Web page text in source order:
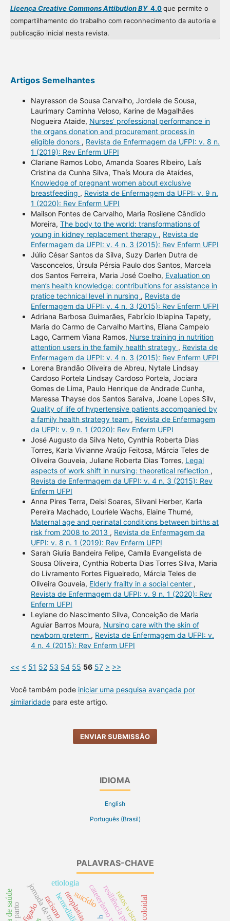
Licença Creative Commons Attibution BY4.0que permite o
compartilhamento do trabalho com reconhecimento da autoria e
publicação inicial nesta revista.
Artigos Semelhantes
Nayresson de Sousa Carvalho, Jordele de Sousa,
Laurimary Caminha Veloso, Karine de Magalhães
Nogueira Ataide, Nurses’ professional performance in
the organs donation and procurement process in
eligible donors , Revista de Enfermagem da UFPI: v. 8 n.
1 (2019): Rev Enferm UFPI
Clariane Ramos Lobo, Amanda Soares Ribeiro, Laís
Cristina da Cunha Silva, Thaís Moura de Ataídes,
Knowledge of pregnant women about exclusive
breastfeeding , Revista de Enfermagem da UFPI: v. 9 n.
1 (2020): Rev Enferm UFPI
Mailson Fontes de Carvalho, Maria Rosilene Cândido
Moreira, The body to the world: transformations of
young in kidney replacement therapy , Revista de
Enfermagem da UFPI: v. 4 n. 3 (2015): Rev Enferm UFPI
Júlio César Santos da Silva, Suzy Darlen Dutra de
Vasconcelos, Úrsula Pérsia Paulo dos Santos, Marcela
dos Santos Ferreira, Maria José Coelho, Evaluation on
men’s health knowledge: contribuitions for assistance in
pratice technical level in nursing , Revista de
Enfermagem da UFPI: v. 4 n. 3 (2015): Rev Enferm UFPI
Adriana Barbosa Guimarães, Fabrício Ibiapina Tapety,
Maria do Carmo de Carvalho Martins, Eliana Campelo
Lago, Carmem Viana Ramos, Nurse training in nutrition
attention users in the family health strategy , Revista de
Enfermagem da UFPI: v. 4 n. 3 (2015): Rev Enferm UFPI
Lorena Brandão Oliveira de Abreu, Nytale Lindsay
Cardoso Portela Lindsay Cardoso Portela, Jociara
Gomes de Lima, Paulo Henrique de Andrade Cunha,
Maressa Thayse dos Santos Saraiva, Joane Lopes Silv,
Quality of life of hypertensive patients accompanied by
a family health strategy team , Revista de Enfermagem
da UFPI: v. 9 n. 1 (2020): Rev Enferm UFPI
José Augusto da Silva Neto, Cynthia Roberta Dias
Torres, Karla Vivianne Araújo Feitosa, Márcia Teles de
Oliveira Gouveia, Juliane Roberta Dias Torres, Legal
aspects of work shift in nursing: theoretical reflection ,
Revista de Enfermagem da UFPI: v. 4 n. 3 (2015): Rev
Enferm UFPI
Anna Pires Terra, Deisi Soares, Silvani Herber, Karla
Pereira Machado, Louriele Wachs, Elaine Thumé,
Maternal age and perinatal conditions between births at
risk from 2008 to 2013 , Revista de Enfermagem da
UFPI: v. 8 n. 1 (2019): Rev Enferm UFPI
Sarah Giulia Bandeira Felipe, Camila Evangelista de
Sousa Oliveira, Cynthia Roberta Dias Torres Silva, Maria
do Livramento Fortes Figueiredo, Márcia Teles de
Oliveira Gouveia, Elderly frailty in a social center ,
Revista de Enfermagem da UFPI: v. 9 n. 1 (2020): Rev
Enferm UFPI
Leylane do Nascimento Silva, Conceição de Maria
Aguiar Barros Moura, Nursing care with the skin of
newborn preterm , Revista de Enfermagem da UFPI: v.
4 n. 4 (2015): Rev Enferm UFPI
<< < 51 52 53 54 55 56 57 > >>
Você também pode iniciar uma pesquisa avançada por
similaridadepara este artigo.
ENVIAR SUBMISSÃO
IDIOMA
English
Português (Brasil)
PALAVRAS-CHAVE
suicídio
hemodialíse ratos wistar
fígadoracismo
etiologia